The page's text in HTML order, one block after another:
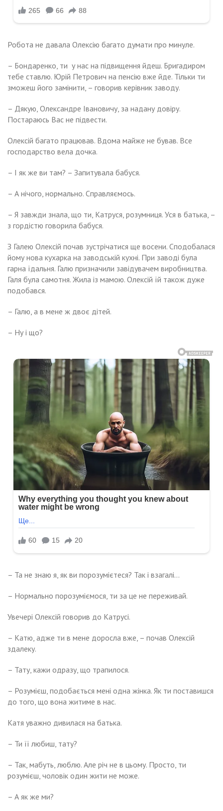
Робота не давала Олексію багато думати про минуле.
– Бондаренко, ти у нас на підвищення йдеш. Бригадиром
тебе ставлю. Юрій Петрович на пенсію вже йде. Тільки ти
зможеш його замінити, – говорив керівник заводу.
– Дякую, Олександре Івановичу, за надану довіру.
Постараюсь Вас не підвести.
Олексій багато працював. Вдома майже не бував. Все
господарство вела дочка.
– І як же ви там? – Запитувала бабуся.
– А нічого, нормально. Справляємось.
– Я завжди знала, що ти, Катруся, розумниця. Уся в батька, –
з гордістю говорила бабуся.
З Галею Олексій почав зустрічатися ще восени. Сподобалася
йому нова кухарка на заводській кухні. При заводі була
гарна їдальня. Галю призначили завідувачем виробництва.
Галя була самотня. Жила із мамою. Олексій їй також дуже
подобався.
– Галю, а в мене ж двоє дітей.
– Ну і що?
– Та не знаю я, як ви порозумієтеся? Так і взагалі…
– Нормально порозуміємося, ти за це не переживай.
Увечері Олексій говорив до Катрусі.
– Катю, адже ти в мене доросла вже, – почав Олексій
здалеку.
– Тату, кажи одразу, що трапилося.
– Розумієш, подобається мені одна жінка. Як ти поставишся
до того, що вона житиме в нас.
Катя уважно дивилася на батька.
– Ти її любиш, тату?
– Так, мабуть, люблю. Але річ не в цьому. Просто, ти
розумієш, чоловік один жити не може.
– А як же ми?